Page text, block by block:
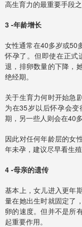
高生育力的最重要手段之
3 -年龄增长
女性通常在40多岁或50
怀孕了。但即使在正式
退，排卵数量的下降，
绝经期。
关于生育力何时开始急
为在35岁以后怀孕会
期，另一些人则会在40
因此对任何年龄层的女
年未孕，建议尽早看生殖
4 -母亲的遗传
基本上，女儿进入更年
量在她出生时就固定了
卵的速度。但并不是所
起重要作用。